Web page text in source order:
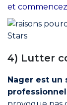
et
4) Lutter
Nager est un